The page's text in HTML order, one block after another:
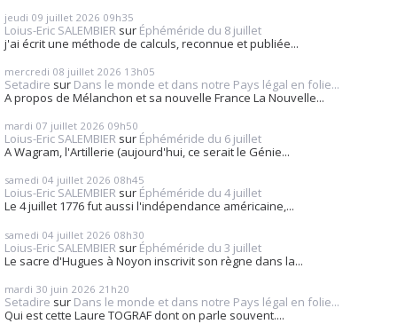
jeudi 09 juillet 2026 09h35
Loius-Eric SALEMBIER sur Éphéméride du 8 juillet
j'ai écrit une méthode de calculs, reconnue et publiée...
mercredi 08 juillet 2026 13h05
Setadire sur Dans le monde et dans notre Pays légal en folie...
A propos de Mélanchon et sa nouvelle France La Nouvelle...
mardi 07 juillet 2026 09h50
Loius-Eric SALEMBIER sur Éphéméride du 6 juillet
A Wagram, l'Artillerie (aujourd'hui, ce serait le Génie...
samedi 04 juillet 2026 08h45
Loius-Eric SALEMBIER sur Éphéméride du 4 juillet
Le 4 juillet 1776 fut aussi l'indépendance américaine,...
samedi 04 juillet 2026 08h30
Loius-Eric SALEMBIER sur Éphéméride du 3 juillet
Le sacre d'Hugues à Noyon inscrivit son règne dans la...
mardi 30 juin 2026 21h20
Setadire sur Dans le monde et dans notre Pays légal en folie...
Qui est cette Laure TOGRAF dont on parle souvent....